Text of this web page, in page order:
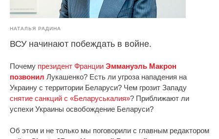
НАТАЛЬЯ РАДИНА
ВСУ начинают побеждать в войне.
Почему президент Франции Эммануэль Макрон
позвонил Лукашенко? Есть ли угроза нападения на
Украину с территории Беларуси? Чем грозит Западу
снятие санкций с «Беларуськалия»? Приближают ли
успехи Украины освобождение Беларуси?
Об этом и не только мы поговорили с главным редактором